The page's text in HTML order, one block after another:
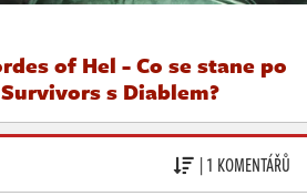
of Hel - Co se stane po
s Diablem?
| 1 KOMENTÁŘŮ